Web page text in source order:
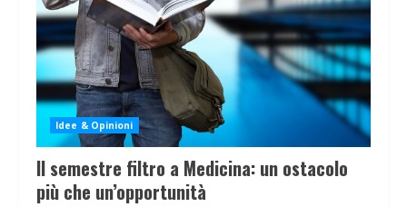
Idee & Opinioni
Il semestre filtro a Medicina: un ostacolo
più che un’opportunità